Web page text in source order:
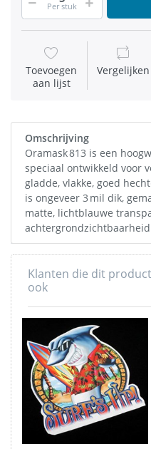
Per stuk
Toevoegen
aan lijst
Vergelijken
Omschrijving
Oramask 813 is een
speciaal ontwikkeld voor
gladde, vlakke, goed
is ongeveer 3 mil dik,
matte, lichtblauwe
Klanten die dit
ook